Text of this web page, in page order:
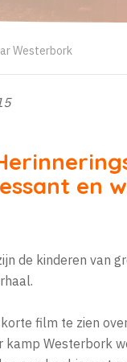
Westerbork
en
de kinderen van
film te zien
kamp Westerbork